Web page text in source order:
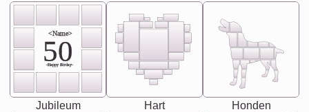
<Name>
50
-Happy Birday-
Jubileum Hart Honden